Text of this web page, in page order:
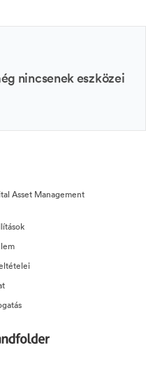
nincsenek eszközei
Asset Management